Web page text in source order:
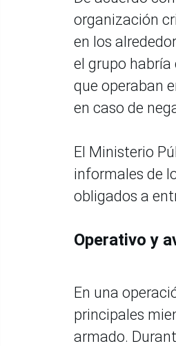
organización
en los
el grupo
que operaban
en caso de
El Ministerio
informales de
obligados a
Operativo y
En una
principales
armado.